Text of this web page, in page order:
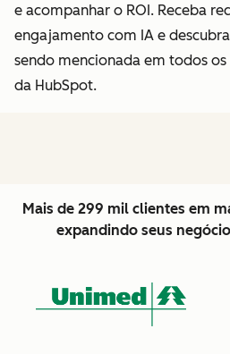
e acompanhar o ROI. Receba
engajamento com IA e
sendo mencionada em todos
da HubSpot.
Mais de 299 mil clientes em
expandindo seus